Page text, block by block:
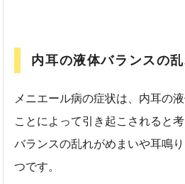
内耳の液体バランスの
メニエール病の症状は、内耳の
ことによって引き起こされると
バランスの乱れがめまいや耳鳴
つです。